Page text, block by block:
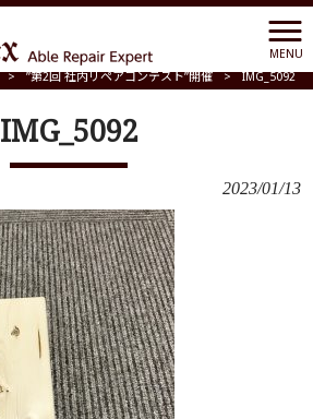
MENU
> ”第2回 社内リペアコンテスト”開催 > IMG_5092
IMG_5092
2023/01/13